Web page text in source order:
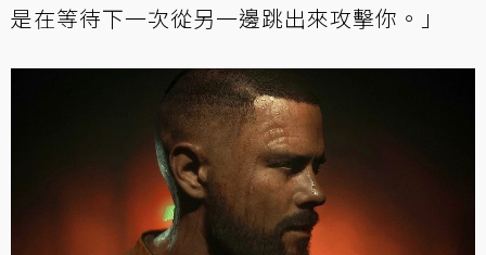
是在等待下一次從另一邊跳出來攻擊你。」